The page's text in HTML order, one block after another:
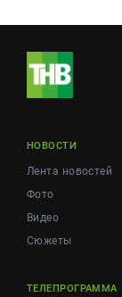
НОВОСТИ
Лента новостей
Фото
Видео
Сюжеты
ТЕЛЕПРОГРАММА